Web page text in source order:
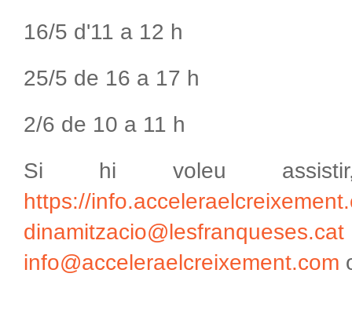
16/5 d'11 a 12 h
25/5 de 16 a 17 h
2/6 de 10 a 11 h
Si hi voleu
https://
dinamitzacio@lesfranqueses.cat
info@acceleraelcreixement.com